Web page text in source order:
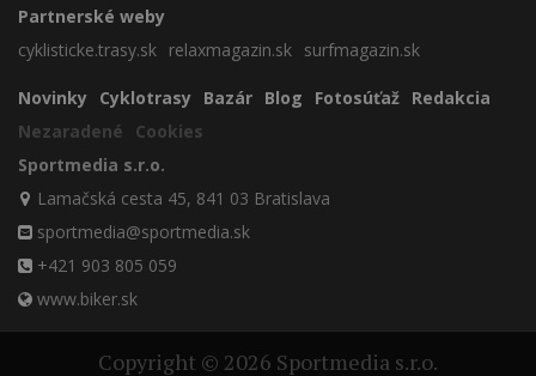
Partnerské weby
cyklisticke.trasy.sk relaxmagazin.sk surfmagazin.sk
Novinky Cyklotrasy Bazár Blog Fotosúťaž Redakcia
Nezaradené
Cookies
Sportmedia s.r.o.
Lamačská cesta 45, 841 03 Bratislava
sportmedia@sportmedia.sk
+421 903 805 059
www.biker.sk
Copyright © 2026 Sportmedia s.r.o.